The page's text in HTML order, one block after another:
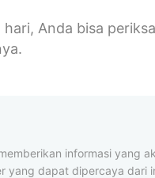
Anda bisa
informasi yang
yang dapat dipercaya